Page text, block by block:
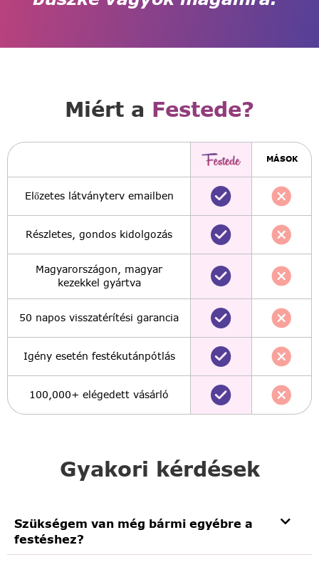
Gyakori kérdések
Szükségem van még bármi egyébre a
festéshez?
Miért a Festede?
MÁSOK
Előzetes látványterv emailben
Részletes, gondos kidolgozás
Magyarországon, magyar
kezekkel gyártva
50 napos visszatérítési garancia
Igény esetén festékutánpótlás
100,000+ elégedett vásárló